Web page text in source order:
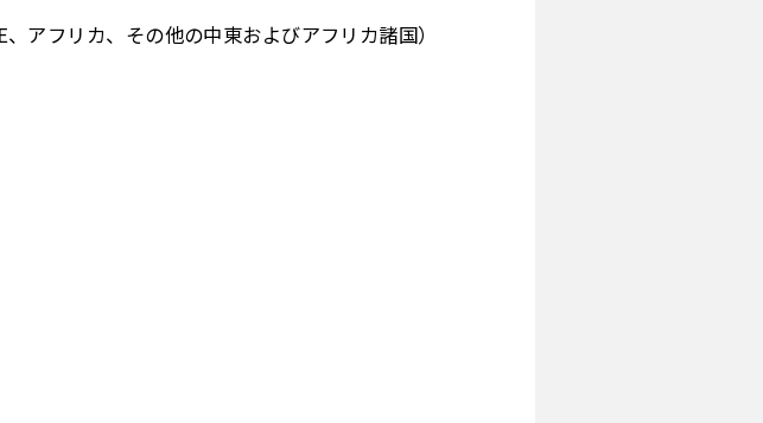
アフリカ、その他の中東およびアフリカ諸国）